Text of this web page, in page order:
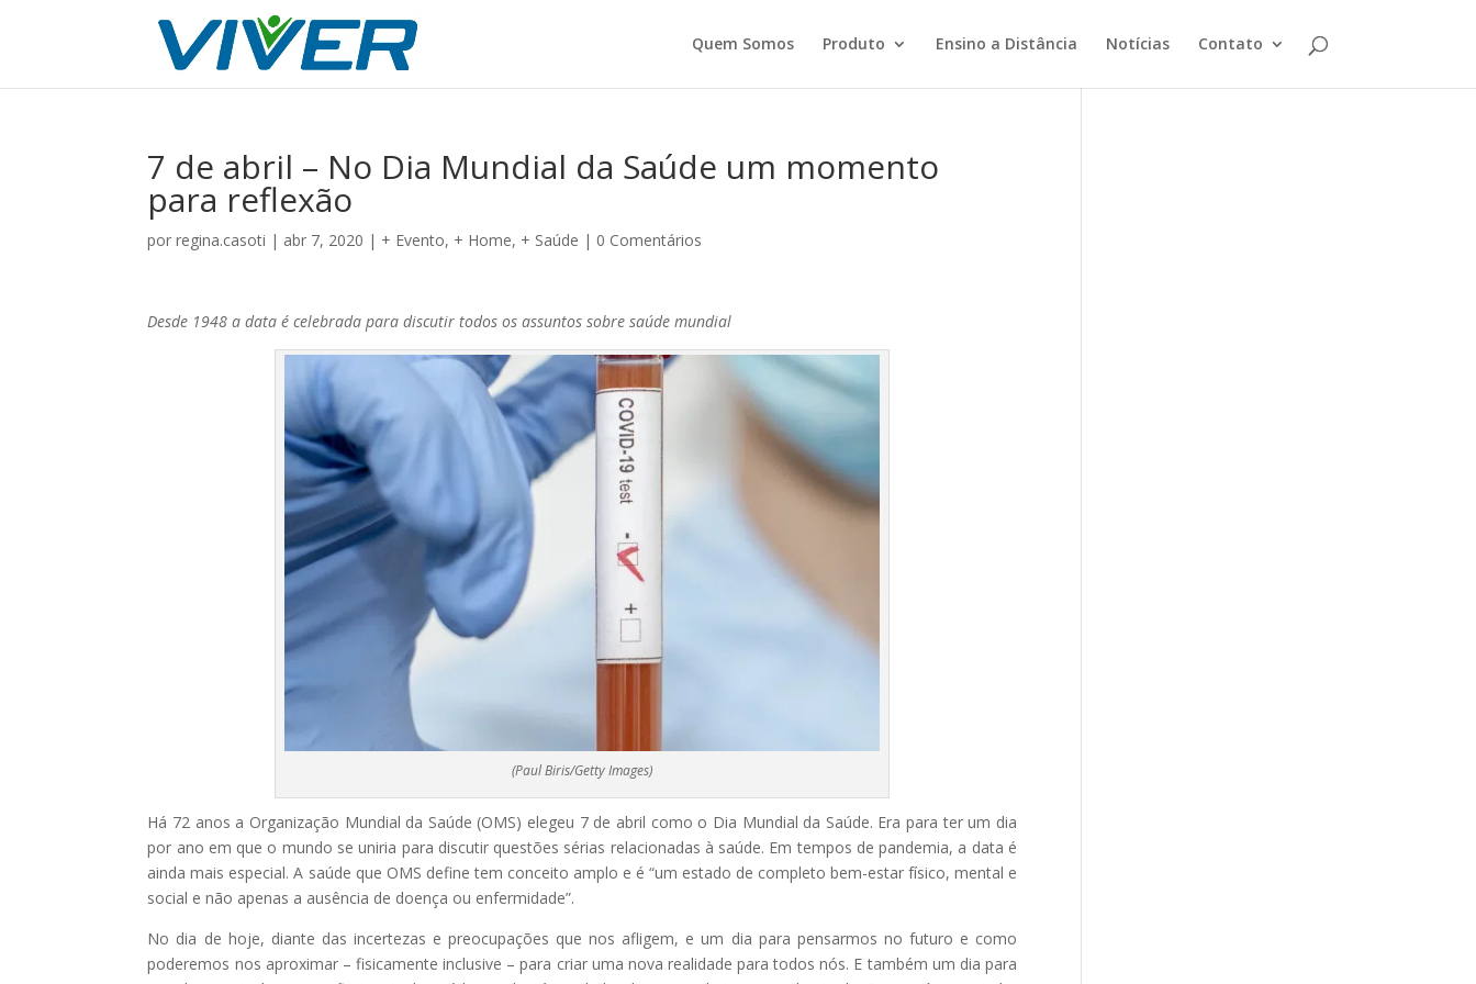
Quem Somos Produto Ensino a Distância Notícias Contato
7 de abril – No Dia Mundial da Saúde um momento
para reflexão
porregina.casoti | abr 7, 2020 | + Evento, + Home, + Saúde | 0 Comentários
Desde 1948 a data é celebrada para discutir todos os assuntos sobre saúde mundial
(Paul Biris/Getty Images)
Há 72 anos a Organização Mundial da Saúde (OMS) elegeu 7 de abril como o Dia Mundial da Saúde. Era para ter um dia
por ano em que o mundo se uniria para discutir questões sérias relacionadas à saúde. Em tempos de pandemia, a data é
ainda mais especial. A saúde que OMS define tem conceito amplo e é “um estado de completo bem-estar físico, mental e
social e não apenas a ausência de doença ou enfermidade”.
No dia de hoje, diante das incertezas e preocupações que nos afligem, e um dia para pensarmos no futuro e como
poderemos nos aproximar – fisicamente inclusive – para criar uma nova realidade para todos nós. E também um dia para